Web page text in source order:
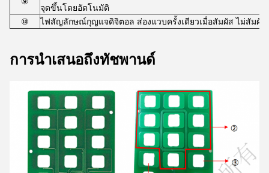
จุดขึ้นโดยอัตโนมัติ
⑩
ไฟสัญลักษณ์กุญแจดิจิตอล ส่องแวบครั้งเดียวเมื่อสัมผัส ไม่สัมผัส
การนําเสนอถึงทัชพานด์